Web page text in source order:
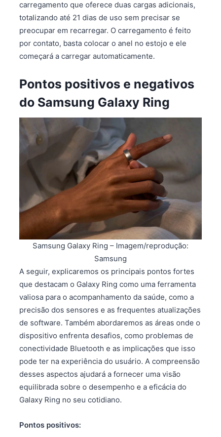
carregamento que oferece duas cargas adicionais,
totalizando até 21 dias de uso sem precisar se
preocupar em recarregar. O carregamento é feito
por contato, basta colocar o anel no estojo e ele
começará a carregar automaticamente.
Pontos positivos e negativos
do Samsung Galaxy Ring
Samsung Galaxy Ring – Imagem/reprodução:
Samsung
A seguir, explicaremos os principais pontos fortes
que destacam o Galaxy Ring como uma ferramenta
valiosa para o acompanhamento da saúde, como a
precisão dos sensores e as frequentes atualizações
de software. Também abordaremos as áreas onde o
dispositivo enfrenta desafios, como problemas de
conectividade Bluetooth e as implicações que isso
pode ter na experiência do usuário. A compreensão
desses aspectos ajudará a fornecer uma visão
equilibrada sobre o desempenho e a eficácia do
Galaxy Ring no seu cotidiano.
Pontos positivos: